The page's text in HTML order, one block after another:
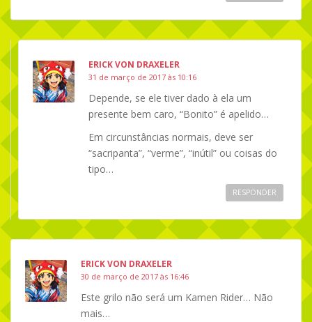
ERICK VON DRAXELER
31 de março de 2017 às 10:16
Depende, se ele tiver dado à ela um
presente bem caro, “Bonito” é apelido…
Em circunstâncias normais, deve ser
“sacripanta”, “verme”, “inútil” ou coisas do
tipo…
RESPONDER
ERICK VON DRAXELER
30 de março de 2017 às 16:46
Este grilo não será um Kamen Rider… Não
mais…